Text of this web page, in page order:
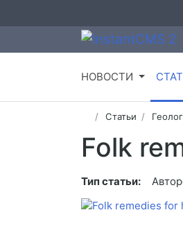
НОВОСТИ
Статьи
Folk
Тип статьи: